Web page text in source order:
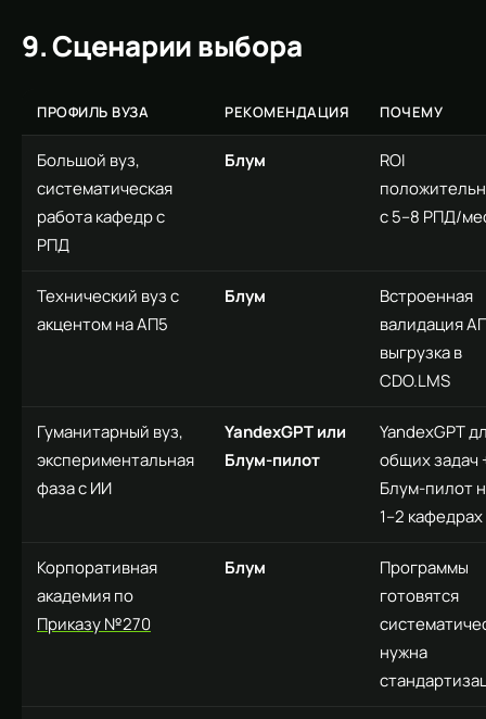
9. Сценарии выбора
ПРОФИЛЬ ВУЗА РЕКОМЕНДАЦИЯ ПОЧЕМУ
Большой вуз,
систематическая
работа кафедр с
РПД
Блум
ROI
с 5–8 РПД/
Технический вуз с
акцентом на АП5
Блум
Встроенная
валидация
выгрузка в
CDO.LMS
Гуманитарный вуз,
экспериментальная
фаза с ИИ
YandexGPT или
Блум-пилот
YandexGPT
общих задач
Блум-пилот
1–2 кафедрах
Корпоративная
академия по
Приказу №270
Блум
Программы
готовятся
нужна